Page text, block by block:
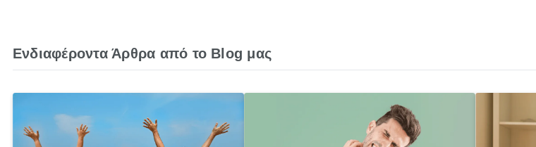
Ενδιαφέροντα Άρθρα από το Blog μας